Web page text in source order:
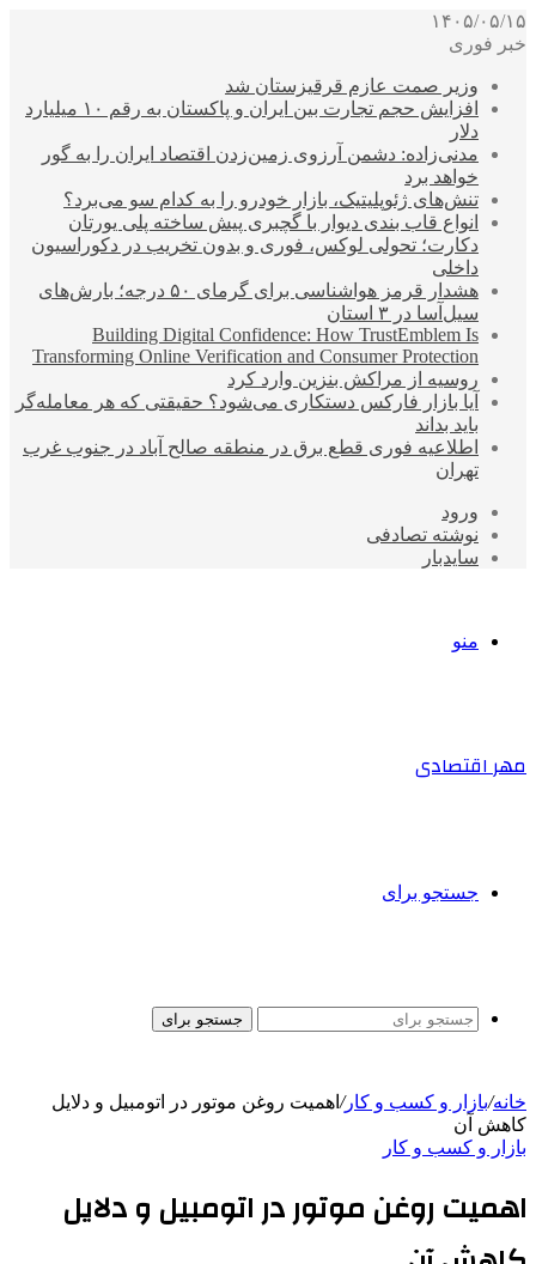
۱۴۰۵/۰۵/۱۵
خبر فوری
وزیر صمت عازم قرقیزستان شد
افزایش حجم تجارت بین ایران و پاکستان به رقم ۱۰ میلیارد
دلار
مدنی‌زاده: دشمن آرزوی زمین‌زدن اقتصاد ایران را به گور
خواهد برد
تنش‌های ژئوپلیتیک، بازار خودرو را به کدام سو می‌برد؟
انواع قاب بندی دیوار با گچبری پیش ساخته پلی یورتان
دکارت؛ تحولی لوکس، فوری و بدون تخریب در دکوراسیون
داخلی
هشدار قرمز هواشناسی برای گرمای ۵۰ درجه؛ بارش‌های
سیل‌آسا در ۳ استان
Building Digital Confidence: How TrustEmblem Is
Transforming Online Verification and Consumer Protection
روسیه از مراکش بنزین وارد کرد
آیا بازار فارکس دستکاری می‌شود؟ حقیقتی که هر معامله‌گر
باید بداند
اطلاعیه فوری قطع برق در منطقه صالح آباد در جنوب غرب
تهران
ورود
نوشته تصادفی
سایدبار
منو
مهر اقتصادی
جستجو برای
جستجو برای
خانه/بازار و کسب و کار/ اهمیت روغن موتور در اتومبیل و دلایل
کاهش آن
بازار و کسب و کار
اهمیت روغن موتور در اتومبیل و دلایل